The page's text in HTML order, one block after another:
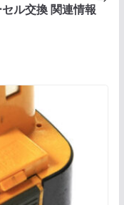
ル交換 関連情報